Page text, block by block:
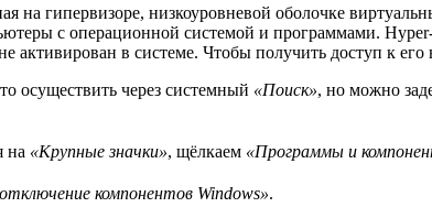
на гипeрвизоре, низкоуровневой оболочке
с операционной системой и программами.
активирован в системе. Чтобы получить доступ к
осуществить через системный «Поиск», но можно
на «Крупные значки», щёлкаем «Программы и
компонентов Windows».